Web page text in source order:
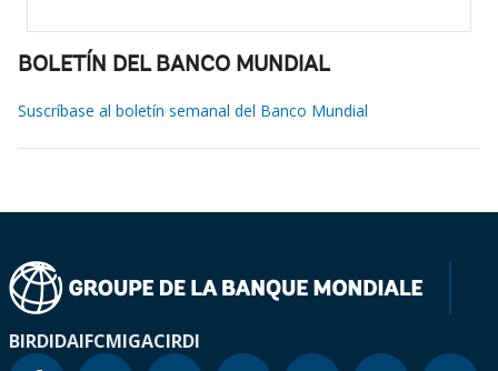
BOLETÍN DEL BANCO MUNDIAL
Suscríbase al boletín semanal del Banco Mundial
BIRDIDAIFCMIGACIRDI